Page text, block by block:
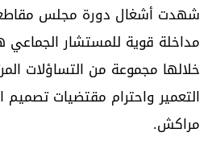
شهدت أشغال دورة مجلس
مداخلة قوية للمستشار الجماعي
خلالها مجموعة من التساؤلات
التعمير واحترام مقتضيات تصميم
مراكش.